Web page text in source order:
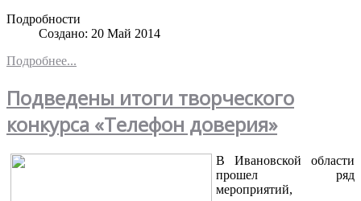
Подробности
Создано: 20 Май 2014
Подробнее...
Подведены итоги творческого
конкурса «Телефон доверия»
В Ивановской области
прошел ряд
мероприятий,